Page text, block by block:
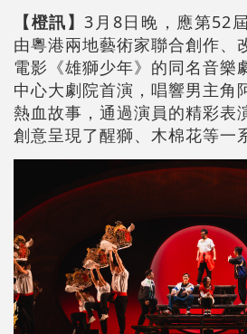
【橙訊】3月8日晚，應第52
由粵港兩地藝術家聯合創作、
電影《雄獅少年》的同名音樂
中心大劇院首演，唱響男主角
熱血故事，通過演員的精彩表
創意呈現了醒獅、木棉花等一